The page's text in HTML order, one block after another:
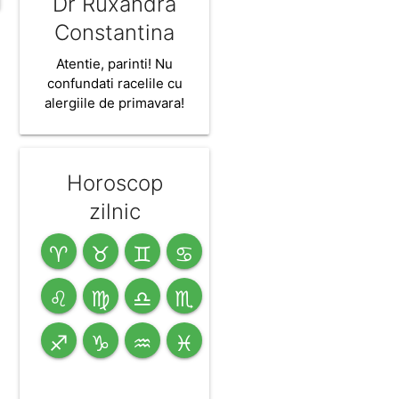
Constantina
Atentie, parinti! Nu
confundati racelile cu
alergiile de primavara!
Horoscop
zilnic
♈ ♉ ♊ ♋
♌ ♍ ♎ ♏
♐ ♑ ♒ ♓